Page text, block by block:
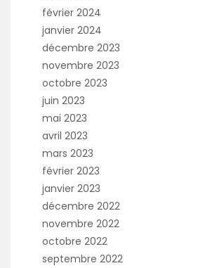
février 2024
janvier 2024
décembre 2023
novembre 2023
octobre 2023
juin 2023
mai 2023
avril 2023
mars 2023
février 2023
janvier 2023
décembre 2022
novembre 2022
octobre 2022
septembre 2022